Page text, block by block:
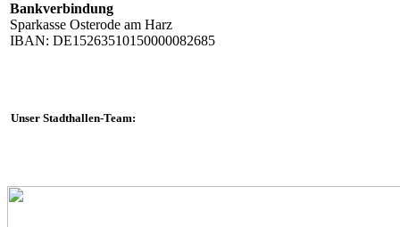
Bankverbindung
Sparkasse Osterode am Harz
IBAN: DE15263510150000082685
Unser Stadthallen-Team: